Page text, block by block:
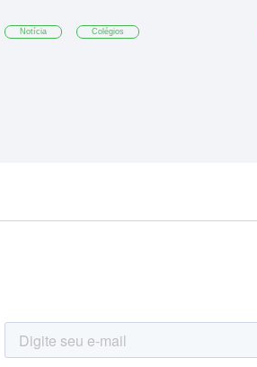
Notícia Colégios